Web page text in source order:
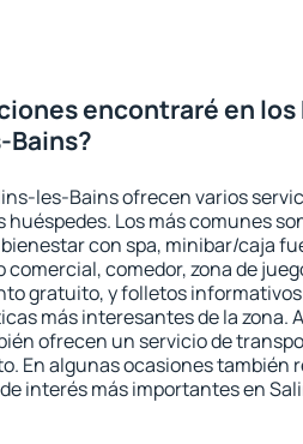
encontraré en
Bains?
les-Bains ofrecen varios
Los más comunes
con spa, minibar/caja
comedor, zona de
gratuito, y folletos
más interesantes de la zona.
ofrecen un servicio de
En algunas ocasiones también
interés más importantes en